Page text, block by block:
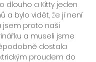
dlouho a Kitty jeden
a bylo vidět, že jí není
jsem proto naši
a museli jsme
dostala
proudem do